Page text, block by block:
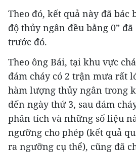
Theo đó, kết quả này đã bác
độ thủy ngân đều bằng 0”
trước đó.
Theo ông Bái, tại khu vực
đám cháy có 2 trận mưa rất
hàm lượng thủy ngân trong
đến ngày thứ 3, sau đám
phân tích và những số liệu
ngưỡng cho phép (kết quả
ra ngưỡng cụ thể), cũng đã